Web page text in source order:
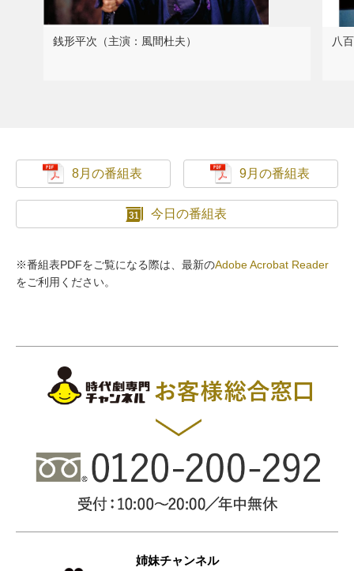
銭形平次（主演：風間杜夫） 八
8月の番組表 9月の番組表
今日の番組表
※番組表PDFをご覧になる際は、最新のAdobe Acrobat Reader
をご利用ください。
姉妹チャンネル